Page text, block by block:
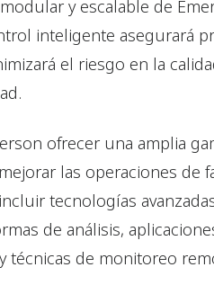
y escalable de
inteligente asegurará
el riesgo en la
ofrecer una amplia
las operaciones de
tecnologías
de análisis,
técnicas de monitoreo